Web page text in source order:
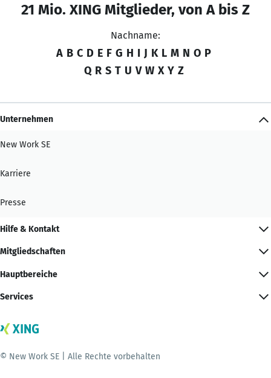
21 Mio. XING Mitglieder, von A bis Z
Nachname:
A B C D E F G H I J K L M N O P
Q R S T U V W X Y Z
Unternehmen
New Work SE
Karriere
Presse
Hilfe & Kontakt
Mitgliedschaften
Hauptbereiche
Services
© New Work SE | Alle Rechte vorbehalten